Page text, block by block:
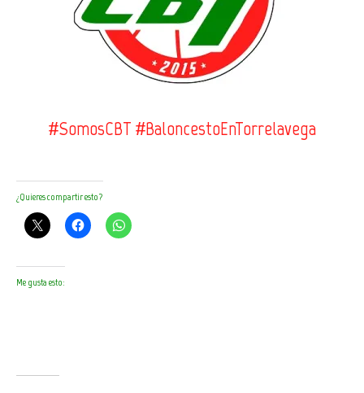
#SomosCBT #BaloncestoEnTorrelavega
¿Quieres compartir esto?
Me gusta esto: